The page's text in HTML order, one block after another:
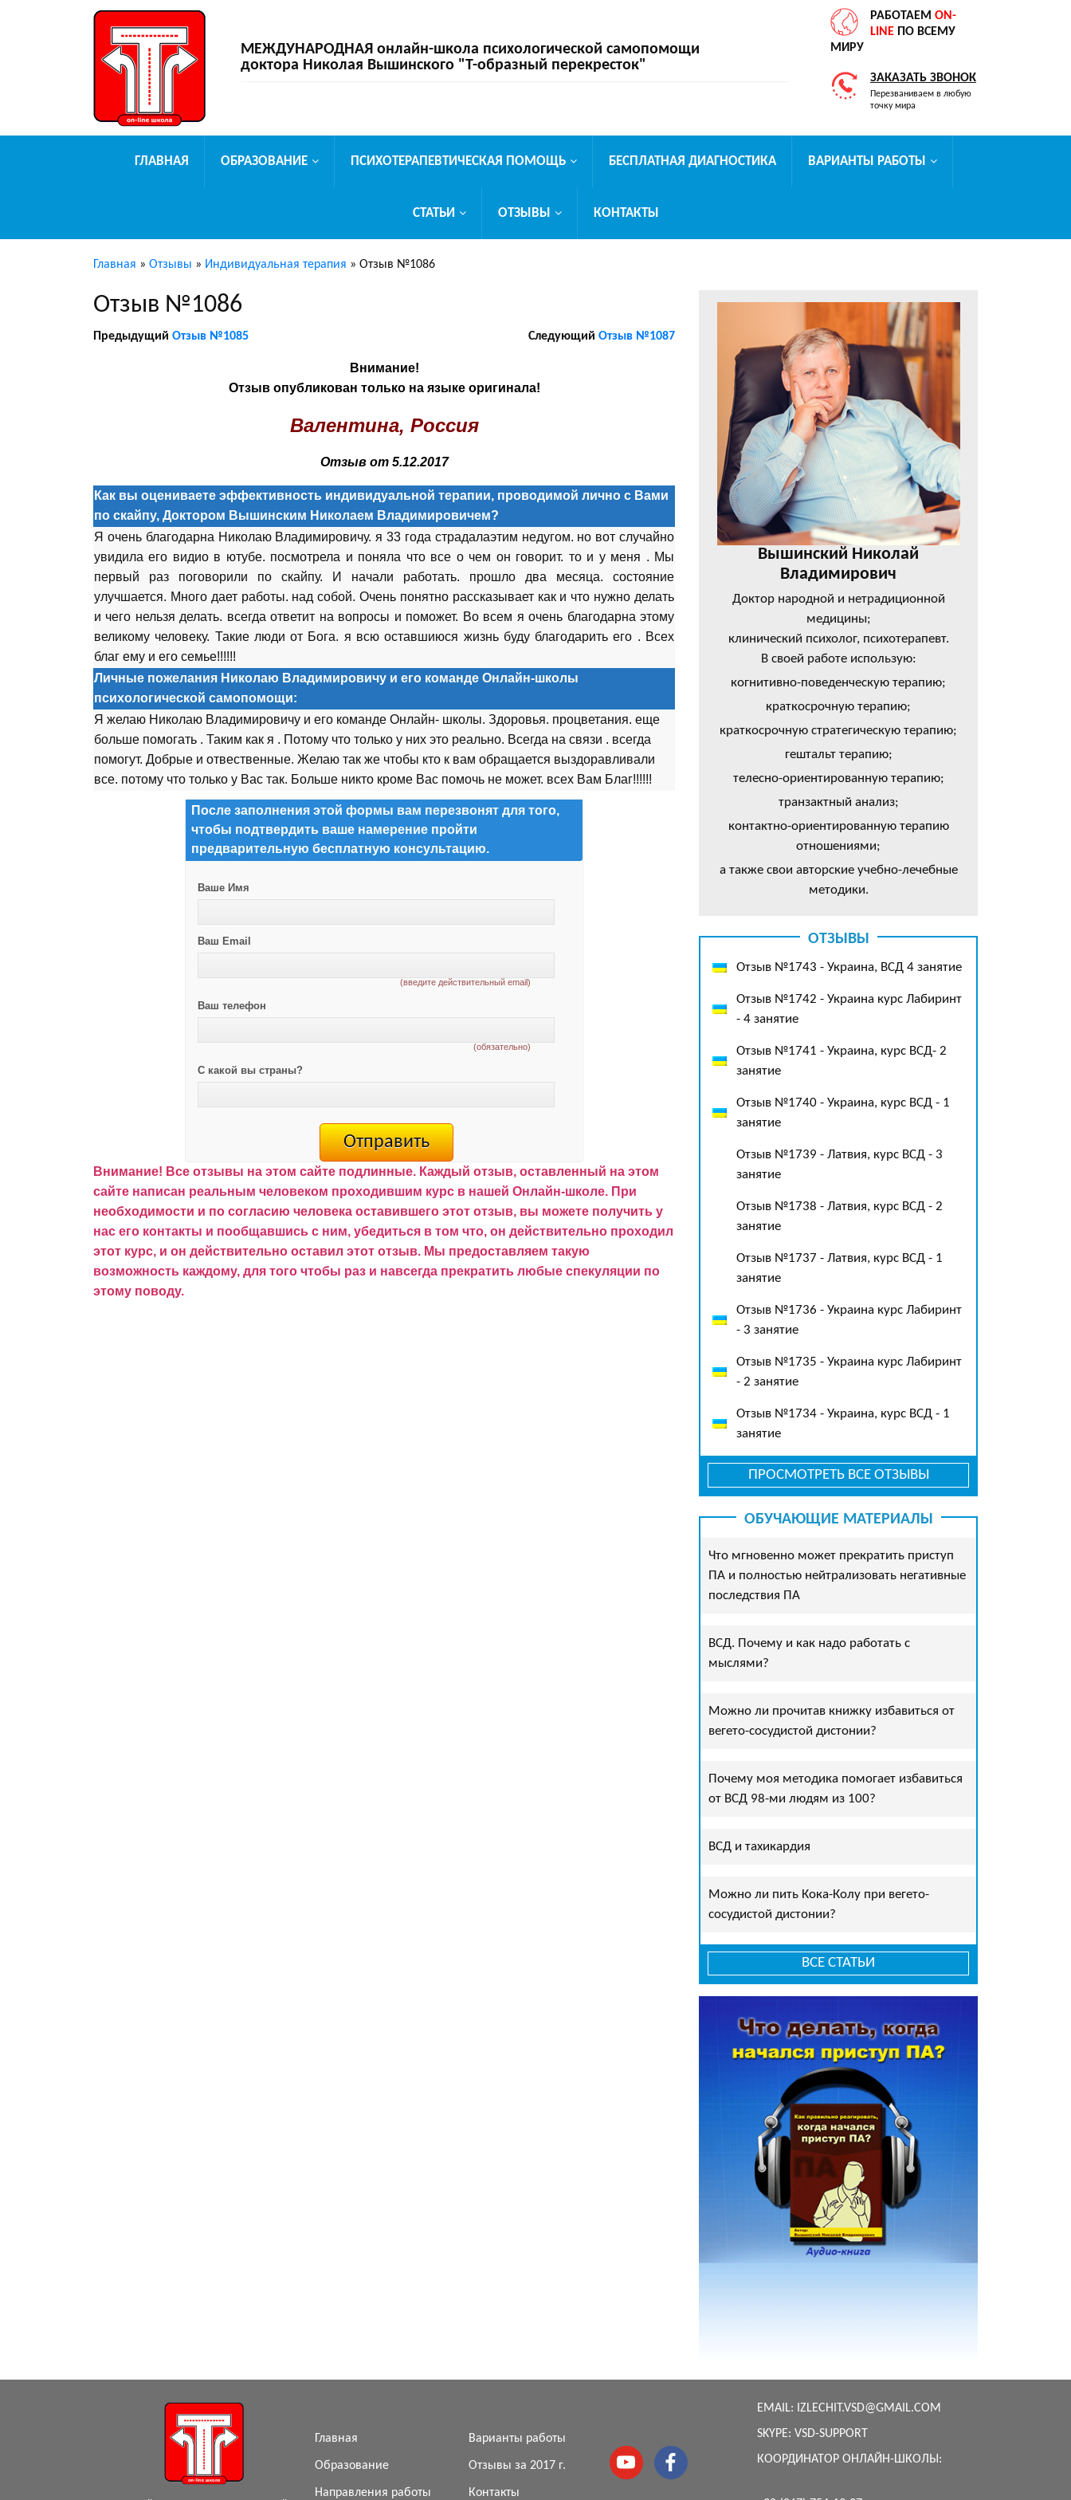
МЕЖДУНАРОДНАЯ онлайн-школа психологической самопомощи
доктора Николая Вышинского "Т-образный перекресток"
РАБОТАЕМ ON-
LINE ПО ВСЕМУ
МИРУ
ЗАКАЗАТЬ ЗВОНОК
Перезваниваем в любую
точку мира
ГЛАВНАЯ ОБРАЗОВАНИЕ ПСИХОТЕРАПЕВТИЧЕСКАЯ ПОМОЩЬ БЕСПЛАТНАЯ ДИАГНОСТИКА ВАРИАНТЫ РАБОТЫ
СТАТЬИ ОТЗЫВЫ КОНТАКТЫ
Главная » Отзывы » Индивидуальная терапия » Отзыв №1086
Отзыв №1086
Предыдущий Отзыв №1085 Следующий Отзыв №1087
Внимание!
Отзыв опубликован только на языке оригинала!
Валентина, Россия
Отзыв от 5.12.2017
Как вы оцениваете эффективность индивидуальной терапии, проводимой лично с Вами
по скайпу, Доктором Вышинским Николаем Владимировичем?
Я очень благодарна Николаю Владимировичу. я 33 года страдалаэтим недугом. но вот случайно
увидила его видио в ютубе. посмотрела и поняла что все о чем он говорит. то и у меня . Мы
первый раз поговорили по скайпу. И начали работать. прошло два месяца. состояние
улучшается. Много дает работы. над собой. Очень понятно рассказывает как и что нужно делать
и чего нельзя делать. всегда ответит на вопросы и поможет. Во всем я очень благодарна этому
великому человеку. Такие люди от Бога. я всю оставшиюся жизнь буду благодарить его . Всех
благ ему и его семье!!!!!!
Личные пожелания Николаю Владимировичу и его команде Онлайн-школы
психологической самопомощи:
Я желаю Николаю Владимировичу и его команде Онлайн- школы. Здоровья. процветания. еще
больше помогать . Таким как я . Потому что только у них это реально. Всегда на связи . всегда
помогут. Добрые и отвественные. Желаю так же чтобы кто к вам обращается выздоравливали
все. потому что только у Вас так. Больше никто кроме Вас помочь не может. всех Вам Благ!!!!!!
После заполнения этой формы вам перезвонят для того,
чтобы подтвердить ваше намерение пройти
предварительную бесплатную консультацию.
Ваше Имя
Ваш Email
(введите действительный email)
Ваш телефон
(обязательно)
С какой вы страны?
Внимание! Все отзывы на этом сайте подлинные. Каждый отзыв, оставленный на этом
сайте написан реальным человеком проходившим курс в нашей Онлайн-школе. При
необходимости и по согласию человека оставившего этот отзыв, вы можете получить у
нас его контакты и пообщавшись с ним, убедиться в том что, он действительно проходил
этот курс, и он действительно оставил этот отзыв. Мы предоставляем такую
возможность каждому, для того чтобы раз и навсегда прекратить любые спекуляции по
этому поводу.
Вышинский Николай
Владимирович
Доктор народной и нетрадиционной
медицины;
клинический психолог, психотерапевт.
В своей работе использую:
когнитивно-поведенческую терапию;
краткосрочную терапию;
краткосрочную стратегическую терапию;
гештальт терапию;
телесно-ориентированную терапию;
транзактный анализ;
контактно-ориентированную терапию
отношениями;
а также свои авторские учебно-лечебные
методики.
ОТЗЫВЫ
Отзыв №1743 - Украина, ВСД 4 занятие
Отзыв №1742 - Украина курс Лабиринт
- 4 занятие
Отзыв №1741 - Украина, курс ВСД- 2
занятие
Отзыв №1740 - Украина, курс ВСД - 1
занятие
Отзыв №1739 - Латвия, курс ВСД - 3
занятие
Отзыв №1738 - Латвия, курс ВСД - 2
занятие
Отзыв №1737 - Латвия, курс ВСД - 1
занятие
Отзыв №1736 - Украина курс Лабиринт
- 3 занятие
Отзыв №1735 - Украина курс Лабиринт
- 2 занятие
Отзыв №1734 - Украина, курс ВСД - 1
занятие
ПРОСМОТРЕТЬ ВСЕ ОТЗЫВЫ
ОБУЧАЮЩИЕ МАТЕРИАЛЫ
Что мгновенно может прекратить приступ
ПА и полностью нейтрализовать негативные
последствия ПА
ВСД. Почему и как надо работать с
мыслями?
Можно ли прочитав книжку избавиться от
вегето-сосудистой дистонии?
Почему моя методика помогает избавиться
от ВСД 98-ми людям из 100?
ВСД и тахикардия
Можно ли пить Кока-Колу при вегето-
сосудистой дистонии?
ВСЕ СТАТЬИ
Главная
Образование
Направления работы
Варианты работы
Отзывы за 2017 г.
Контакты
EMAIL: IZLECHIT.VSD@GMAIL.COM
SKYPE: VSD-SUPPORT
КООРДИНАТОР ОНЛАЙН-ШКОЛЫ: